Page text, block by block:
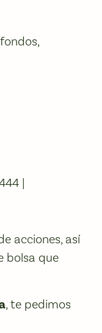
|
acciones, así
bolsa que
, te pedimos